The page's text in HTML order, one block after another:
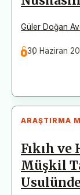
Güler Doğan
30 Haziran
ARAŞTIRMA
Fıkıh
Müşkil